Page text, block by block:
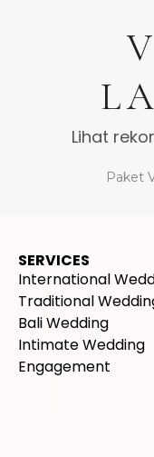
Lihat
Paket
SERVICES
International
Traditional
Bali Wedding
Intimate Wedding
Engagement